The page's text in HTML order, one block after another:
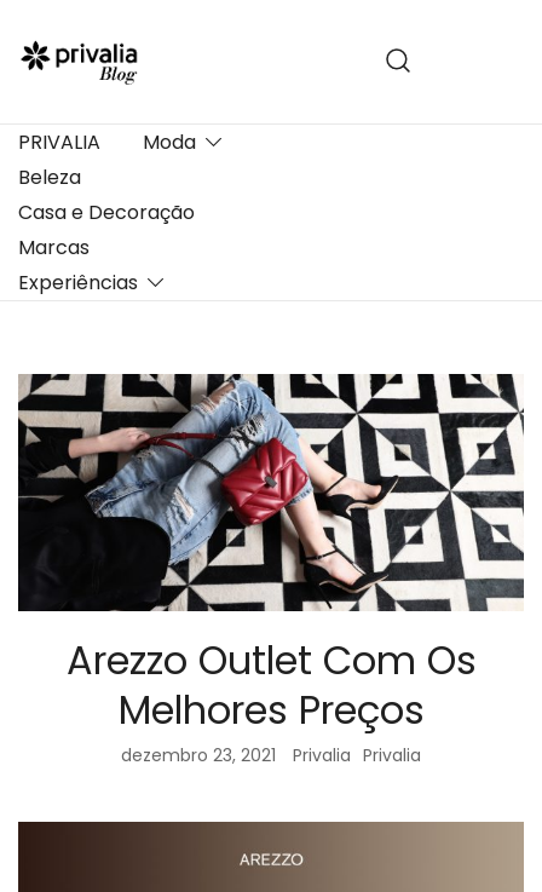
conteúdo
PRIVALIA
Moda
Beleza
Casa e Decoração
Marcas
Experiências
Arezzo Outlet Com Os
Melhores Preços
dezembro 23, 2021 Privalia Privalia